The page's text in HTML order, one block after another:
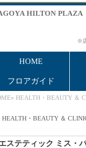
HILTON
※
HOME
フロアガイド
» HEALTH・BEAUTY ＆
HEALTH・BEAUTY ＆
ステティック ミス・